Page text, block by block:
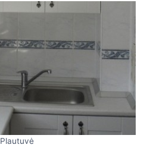
Plautuvė